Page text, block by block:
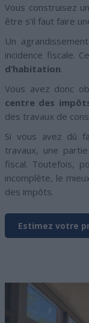
Vous construisez
être s’il faut faire
Un
incidence fiscale.
d’habitation.
Vous avez donc
centre des
des travaux de
Si vous avez dû
travaux, une
fiscal. Toutefois,
incomplète, le
des impôts.
Estimez votre